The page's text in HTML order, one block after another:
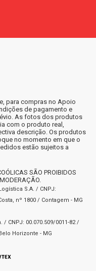
para compras no Apoio
de pagamento e
As fotos dos produtos
com o produto real,
descrição. Os produtos
no momento em que o
estão sujeitos a
SÃO PROIBIDOS
S.A. / CNPJ:
nº 1800 / Contagem - MG
CNPJ: 00.070.509/0011-82 /
Horizonte - MG